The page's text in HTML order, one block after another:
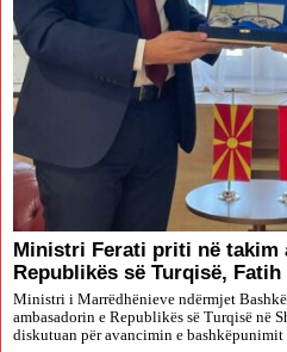
Ministri Ferati priti në takim
Republikës së Turqisë,
Ministri i Marrëdhënieve ndërmjet
ambasadorin e Republikës së Turqisë në
diskutuan për avancimin e